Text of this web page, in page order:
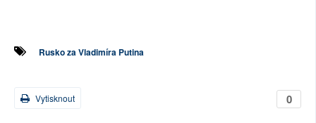
Rusko za Vladimíra Putina
0
Vytisknout